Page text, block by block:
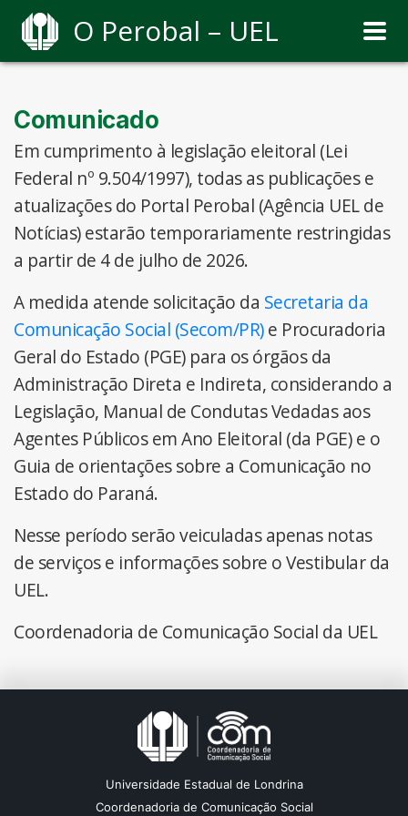
O Perobal – UEL
Comunicado
Em cumprimento à legislação eleitoral (Lei
Federal nº 9.504/1997), todas as publicações e
atualizações do Portal Perobal (Agência UEL de
Notícias) estarão temporariamente restringidas
a partir de 4 de julho de 2026.
A medida atende solicitação da Secretaria da
Comunicação Social (Secom/PR)e Procuradoria
Geral do Estado (PGE) para os órgãos da
Administração Direta e Indireta, considerando a
Legislação, Manual de Condutas Vedadas aos
Agentes Públicos em Ano Eleitoral (da PGE) e o
Guia de orientações sobre a Comunicação no
Estado do Paraná.
Nesse período serão veiculadas apenas notas
de serviços e informações sobre o Vestibular da
UEL.
Coordenadoria de Comunicação Social da UEL
Universidade Estadual de Londrina
Coordenadoria de Comunicação Social